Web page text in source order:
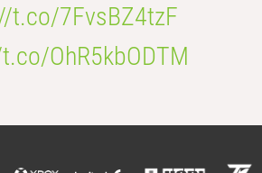
t.co/7FvsBZ4tzF
OhR5kbODTM